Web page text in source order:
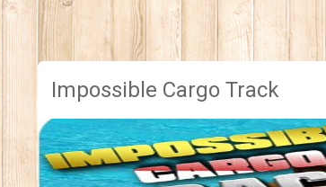
Impossible Cargo Track